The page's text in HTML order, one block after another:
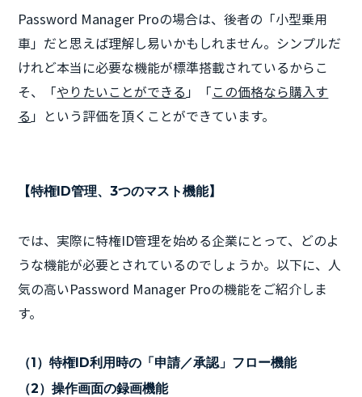
Password Manager Proの場合は、後者の「小型乗用
車」だと思えば理解し易いかもしれません。シンプルだ
けれど本当に必要な機能が標準搭載されているからこ
そ、「やりたいことができる」「この価格なら購入す
る」という評価を頂くことができています。
【特権ID管理、3つのマスト機能】
では、実際に特権ID管理を始める企業にとって、どのよ
うな機能が必要とされているのでしょうか。以下に、人
気の高いPassword Manager Proの機能をご紹介しま
す。
（1）特権ID利用時の「申請／承認」フロー機能
（2）操作画面の録画機能